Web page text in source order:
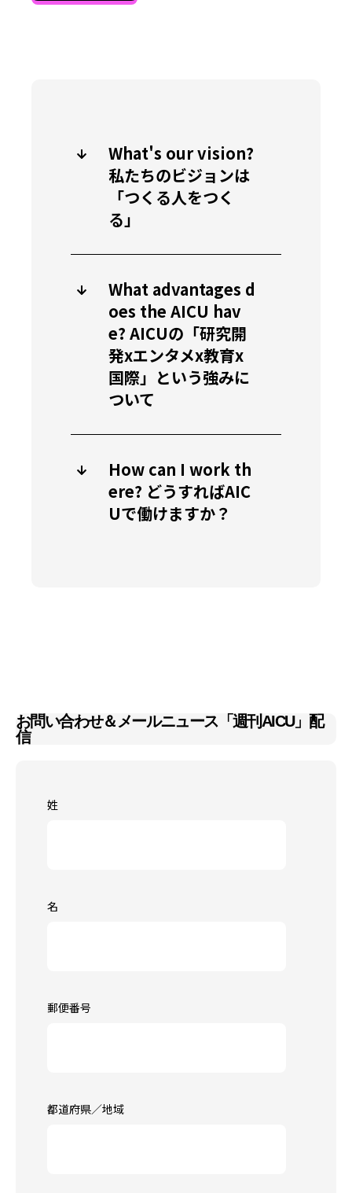
What's our vision?
私たちのビジョンは
「つくる人をつく
る」
What advantages d
oes the AICU hav
e? AICUの「研究開
発xエンタメx教育x
国際」という強みに
ついて
How can I work th
ere? どうすればAIC
Uで働けますか？
お問い合わせ＆メールニュース「週刊AICU」配
信
姓
名
郵便番号
都道府県／地域